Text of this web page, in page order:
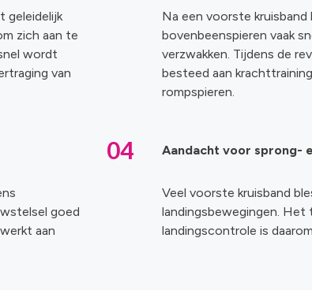
geleidelijk
zich aan te
wordt
van
Na een voorste
bovenbeenspieren vaak
verzwakken. Tijdens de
besteed aan
rompspieren.
goed
aan
04 Aandacht voor sprong-
Veel voorste kruisband
landingsbewegingen. Het
landingscontrole is